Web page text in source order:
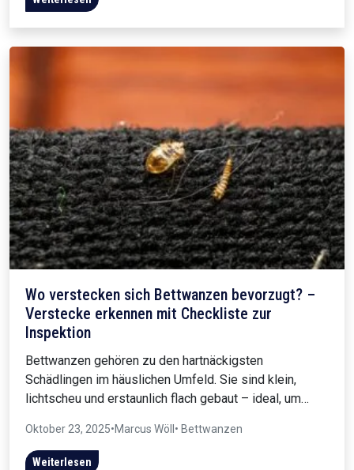
Wo verstecken sich Bettwanzen bevorzugt? –
Verstecke erkennen mit Checkliste zur
Inspektion
Bettwanzen gehören zu den hartnäckigsten
Schädlingen im häuslichen Umfeld. Sie sind klein,
lichtscheu und erstaunlich flach gebaut – ideal, um…
Oktober 23, 2025•Marcus Wöll • Bettwanzen
Weiterlesen